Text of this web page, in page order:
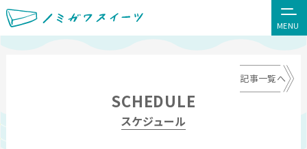
MENU
SCHEDULE
スケジュール
記事一覧へ